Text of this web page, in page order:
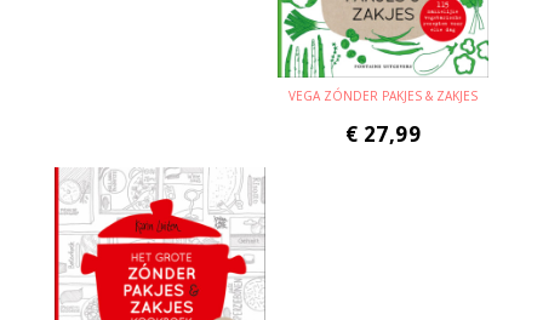
VEGA ZÓNDER PAKJES & ZAKJES
€ 27,99